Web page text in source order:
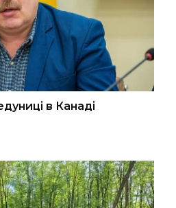
в Канаді